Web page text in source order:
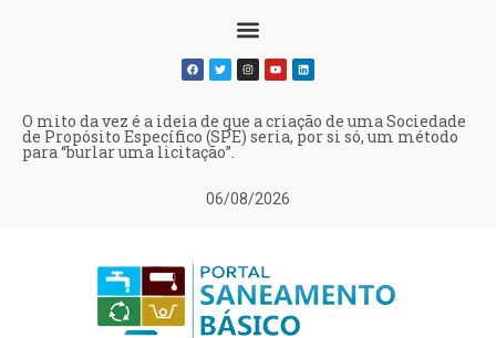
06/08/2026
O mito da vez é a ideia de que a criação de uma Sociedade
de Propósito Específico (SPE) seria, por si só, um método
para “burlar uma licitação”.